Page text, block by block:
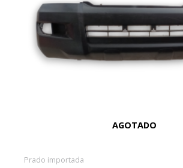
AGOTADO
Prado importada